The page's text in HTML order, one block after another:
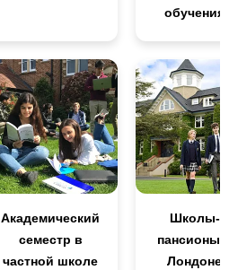
обучения
Академический
семестр в
частной школе
Школы-
пансионы
Лондоне